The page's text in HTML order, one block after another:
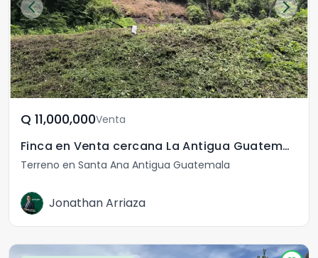
Q	11,000,000Venta
Finca en Venta cercana La Antigua Guatemala
Terreno en Santa Ana Antigua Guatemala
Jonathan Arriaza